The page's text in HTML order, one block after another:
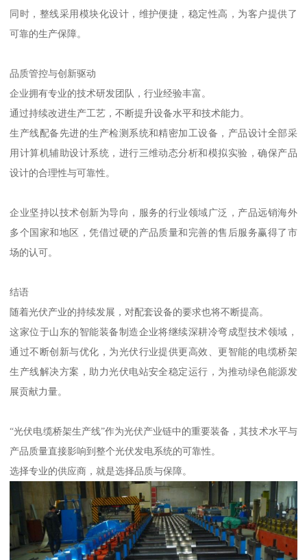
同时，整线采用模块化设计，维护便捷，稳定性高，为客户提供了
可靠的生产保障。
品质管控与创新驱动
企业拥有专业的技术研发团队，行业经验丰富。
通过持续改进生产工艺，不断提升设备水平和技术能力。
生产线配备先进的生产检测系统和精密加工设备，产品设计全部采
用计算机辅助设计系统，进行三维动态分析和模拟实验，确保产品
设计的合理性与可靠性。
企业坚持以技术创新为导向，服务的行业领域广泛，产品远销海外
多个国家和地区，凭借过硬的产品质量和完善的售后服务赢得了市
场的认可。
结语
随着光伏产业的持续发展，对配套设备的要求也将不断提高。
这家位于山东的智能装备制造企业将继续深耕冷弯成型技术领域，
通过不断创新与优化，为光伏行业提供更高效、更智能的电缆桥架
生产线解决方案，助力光伏电站安全稳定运行，为推动绿色能源发
展贡献力量。
“光伏电缆桥架生产线”作为光伏产业链中的重要装备，其技术水平与
产品质量直接影响到整个光伏发电系统的可靠性。
选择专业的供应商，就是选择品质与保障。